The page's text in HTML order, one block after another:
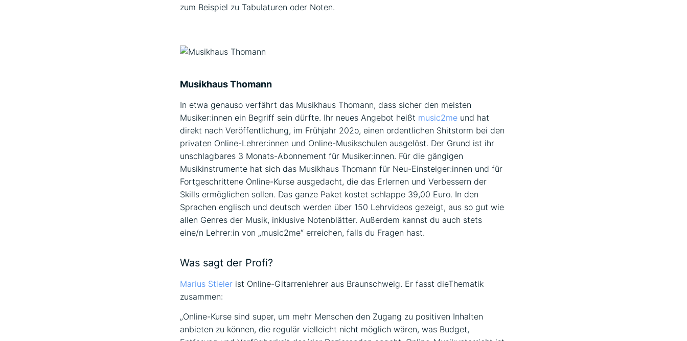
zum Beispiel zu Tabulaturen oder Noten.
Musikhaus Thomann
In etwa genauso verfährt das Musikhaus Thomann, dass sicher den meisten
Musiker:innen ein Begriff sein dürfte. Ihr neues Angebot heißt music2me und hat
direkt nach Veröffentlichung, im Frühjahr 202o, einen ordentlichen Shitstorm bei den
privaten Online-Lehrer:innen und Online-Musikschulen ausgelöst. Der Grund ist ihr
unschlagbares 3 Monats-Abonnement für Musiker:innen. Für die gängigen
Musikinstrumente hat sich das Musikhaus Thomann für Neu-Einsteiger:innen und für
Fortgeschrittene Online-Kurse ausgedacht, die das Erlernen und Verbessern der
Skills ermöglichen sollen. Das ganze Paket kostet schlappe 39,00 Euro. In den
Sprachen englisch und deutsch werden über 150 Lehrvideos gezeigt, aus so gut wie
allen Genres der Musik, inklusive Notenblätter. Außerdem kannst du auch stets
eine/n Lehrer:in von „music2me“ erreichen, falls du Fragen hast.
Was sagt der Profi?
Marius Stieler ist Online-Gitarrenlehrer aus Braunschweig. Er fasst dieThematik
zusammen:
„Online-Kurse sind super, um mehr Menschen den Zugang zu positiven Inhalten
anbieten zu können, die regulär vielleicht nicht möglich wären, was Budget,